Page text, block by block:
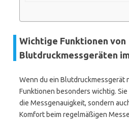
Wichtige Funktionen von
Blutdruckmessgeräten
Wenn du ein Blutdruckmessgerät
Funktionen besonders wichtig.
die Messgenauigkeit, sondern
Komfort beim regelmäßigen